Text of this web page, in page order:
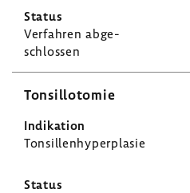
Verfahren abge­
schlossen
Tonsil­lo­tomie
Tonsil­len­hy­per­plasie